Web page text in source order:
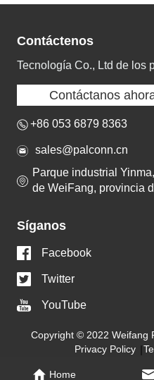
Home
Contáctenos
Tecnología Co., Ltd de los
Contáctanos
+86 053 6879 8363
sales@palconn.cn
Parque industrial
de WeiFang, provincia
Síganos
Facebook
Twitter
YouTube
Copyright © 2022 Weifang
Privacy Policy